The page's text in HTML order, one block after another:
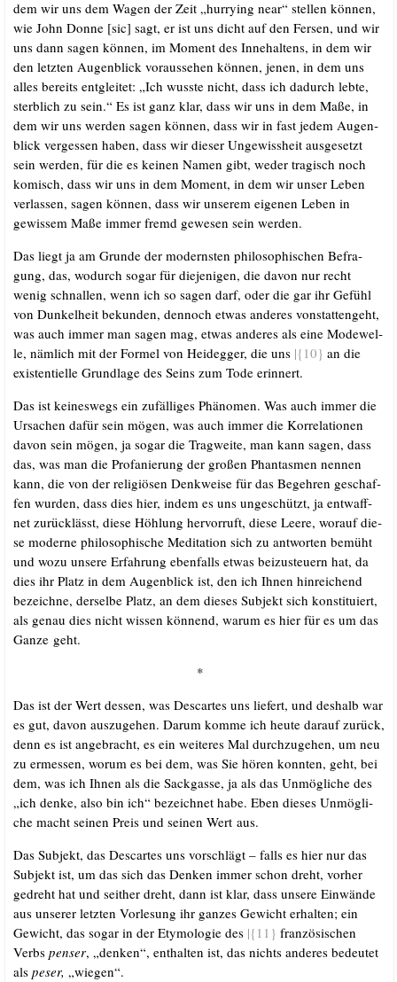
dem wir uns dem Wagen der Zeit „hur­ry­ing near“ stel­len kön­nen,
wie John Don­ne [sic] sagt, er ist uns dicht auf den Fer­sen, und wir
uns dann sagen kön­nen, im Moment des Inne­hal­tens, in dem wir
den letz­ten Augen­blick vor­aus­se­hen kön­nen, jenen, in dem uns
alles bereits ent­glei­tet: „Ich wuss­te nicht, dass ich dadurch leb­te,
sterb­lich zu sein.“ Es ist ganz klar, dass wir uns in dem Maße, in
dem wir uns wer­den sagen kön­nen, dass wir in fast jedem Augen­
blick ver­ges­sen haben, dass wir die­ser Unge­wiss­heit aus­ge­setzt
sein wer­den, für die es kei­nen Namen gibt, weder tra­gisch noch
komisch, dass wir uns in dem Moment, in dem wir unser Leben
ver­las­sen, sagen kön­nen, dass wir unse­rem eige­nen Leben in
gewis­sem Maße immer fremd gewe­sen sein werden.
Das liegt ja am Grun­de der moderns­ten phi­lo­so­phi­schen Befra­
gung, das, wodurch sogar für die­je­ni­gen, die davon nur recht
wenig schnal­len, wenn ich so sagen darf, oder die gar ihr Gefühl
von Dun­kel­heit bekun­den, den­noch etwas ande­res von­stat­ten­geht,
was auch immer man sagen mag, etwas ande­res als eine Mode­wel­
le, näm­lich mit der For­mel von Heid­eg­ger, die uns |{10} an die
exis­ten­ti­el­le Grund­la­ge des Seins zum Tode erinnert.
Das ist kei­nes­wegs ein zufäl­li­ges Phä­no­men. Was auch immer die
Ursa­chen dafür sein mögen, was auch immer die Kor­re­la­tio­nen
davon sein mögen, ja sogar die Trag­wei­te, man kann sagen, dass
das, was man die Pro­fa­nie­rung der gro­ßen Phan­tas­men nen­nen
kann, die von der reli­giö­sen Denk­wei­se für das Begeh­ren geschaf­
fen wur­den, dass dies hier, indem es uns unge­schützt, ja ent­waff­
net zurück­lässt, die­se Höh­lung her­vor­ruft, die­se Lee­re, wor­auf die­
se moder­ne phi­lo­so­phi­sche Medi­ta­ti­on sich zu ant­wor­ten bemüht
und wozu unse­re Erfah­rung eben­falls etwas bei­zu­steu­ern hat, da
dies ihr Platz in dem Augen­blick ist, den ich Ihnen hin­rei­chend
bezeich­ne, der­sel­be Platz, an dem die­ses Sub­jekt sich kon­sti­tu­iert,
als genau dies nicht wis­sen kön­nend, war­um es hier für es um das
Gan­ze geht.
*
Das ist der Wert des­sen, was Des­car­tes uns lie­fert, und des­halb war
es gut, davon aus­zu­ge­hen. Da­rum kom­me ich heu­te dar­auf zurück,
denn es ist ange­bracht, es ein wei­te­res Mal durch­zu­ge­hen, um neu
zu ermes­sen, wor­um es bei dem, was Sie hören konn­ten, geht, bei
dem, was ich Ihnen als die Sack­gas­se, ja als das Unmög­li­che des
„ich den­ke, also bin ich“ bezeich­net habe. Eben die­ses Unmög­li­
che macht sei­nen Preis und sei­nen Wert aus.
Das Sub­jekt, das Des­car­tes uns vor­schlägt – falls es hier nur das
Sub­jekt ist, um das sich das Den­ken immer schon dreht, vor­her
gedreht hat und seit­her dreht, dann ist klar, dass unse­re Ein­wän­de
aus unse­rer letz­ten Vor­le­sung ihr gan­zes Gewicht erhal­ten; ein
Gewicht, das sogar in der Ety­mo­lo­gie des |{11} fran­zö­si­schen
Verbs pen­ser, „den­ken“, ent­hal­ten ist, das nichts ande­res bedeu­tet
als peser, „wie­gen“.